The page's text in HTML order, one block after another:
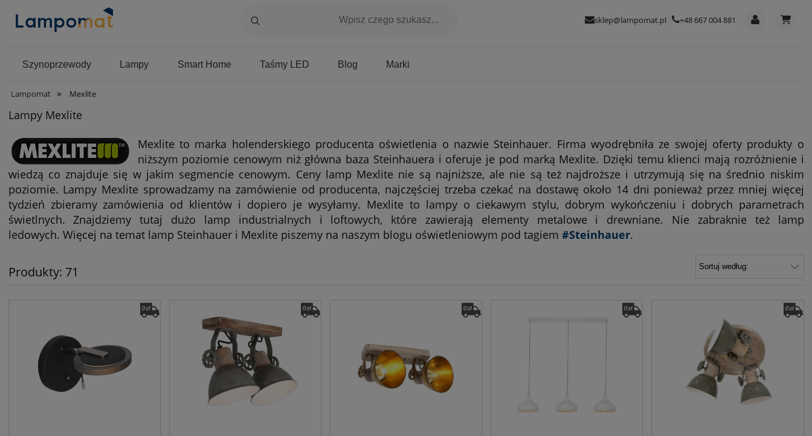
sklep@lampomat.pl +48 667 004 881
Szynoprzewody Lampy Smart Home Blog
Taśmy LED Marki
Lampomat » Mexlite
Lampy Mexlite
Mexlite to marka holenderskiego producenta oświetlenia o nazwie Steinhauer. Firma wyodrębniła ze swojej oferty produkty o
niższym poziomie cenowym niż główna baza Steinhauera i oferuje je pod marką Mexlite. Dzięki temu klienci mają rozróżnienie i
wiedzą co znajduje się w jakim segmencie cenowym. Ceny lamp Mexlite nie są najniższe, ale nie są też najdroższe i utrzymują się na średnio niskim
poziomie. Lampy Mexlite sprowadzamy na zamówienie od producenta, najczęściej trzeba czekać na dostawę około 14 dni ponieważ przez mniej więcej
tydzień zbieramy zamówienia od klientów i dopiero je wysyłamy. Mexlite to lampy o ciekawym stylu, dobrym wykończeniu i dobrych parametrach
świetlnych. Znajdziemy tutaj dużo lamp industrialnych i loftowych, które zawierają elementy metalowe i drewniane. Nie zabraknie też lamp
ledowych. Więcej na temat lamp Steinhauer i Mexlite piszemy na naszym blogu oświetleniowym pod tagiem #Steinhauer.
Produkty: 71